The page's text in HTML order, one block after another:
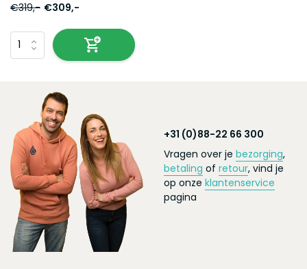
€319,- €309,-
+31 (0)88-22 66 300
Vragen over je bezorging,
betaling of retour, vind je
op onze klantenservice
pagina